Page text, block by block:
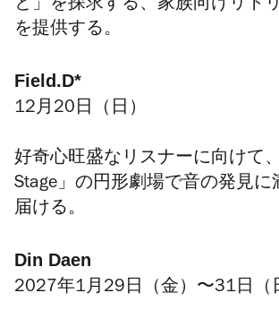
と」を探求する、家族向けリト
を提供する。
Field.D*
12月20日（日）
好奇心旺盛なリスナーに向けて
Stage」の円形劇場で音の発見に
届ける。
Din Daen
2027年1月29日（金）〜31日（